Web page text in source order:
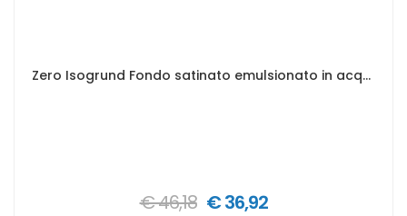
Zero Isogrund Fondo satinato emulsionato in acqua - Formato in litri: 0,75 lt
€ 46,18 € 36,92